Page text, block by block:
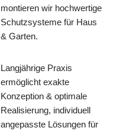
montieren wir hochwertige
Schutzsysteme für Haus
& Garten.
Langjährige Praxis
ermöglicht exakte
Konzeption & optimale
Realisierung, individuell
angepasste Lösungen für